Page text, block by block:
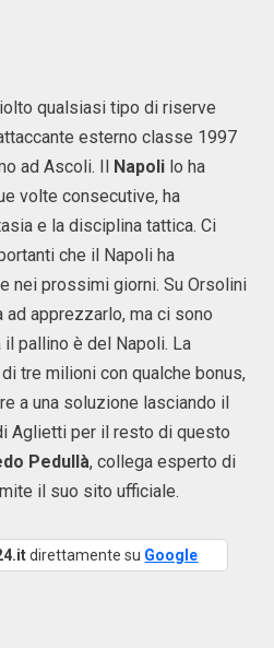
qualsiasi tipo di riserve
esterno classe 1997
ad Ascoli. Il Napoli lo ha
volte consecutive, ha
e la disciplina tattica. Ci
che il Napoli ha
nei prossimi giorni. Su Orsolini
ad apprezzarlo, ma ci sono
pallino è del Napoli. La
tre milioni con qualche bonus,
a una soluzione lasciando il
Aglietti per il resto di questo
Pedullà, collega esperto di
il suo sito ufficiale.
direttamente su Google